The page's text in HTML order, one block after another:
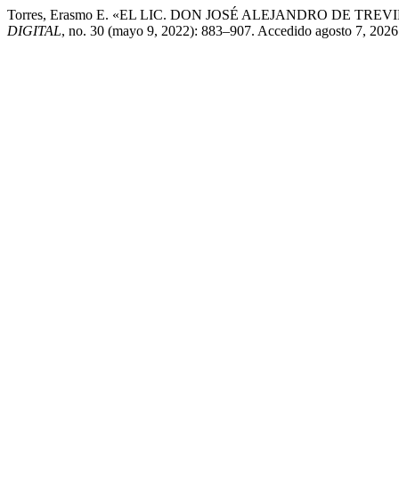
Torres, Erasmo E. «EL LIC. DON JOSÉ ALEJANDRO DE
DIGITAL, no. 30 (mayo 9, 2022): 883–907. Accedido agosto 7,